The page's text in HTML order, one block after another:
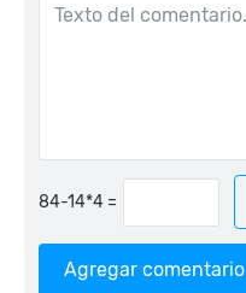
=
Agregar comentario